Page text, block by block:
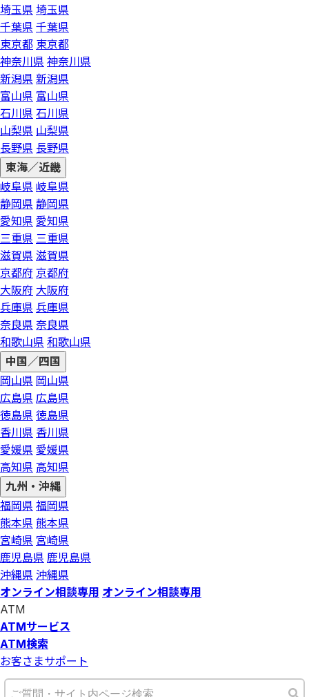
埼玉県 埼玉県
千葉県 千葉県
東京都 東京都
神奈川県 神奈川県
新潟県 新潟県
富山県 富山県
石川県 石川県
山梨県 山梨県
長野県 長野県
東海／近畿
岐阜県 岐阜県
静岡県 静岡県
愛知県 愛知県
三重県 三重県
滋賀県 滋賀県
京都府 京都府
大阪府 大阪府
兵庫県 兵庫県
奈良県 奈良県
和歌山県 和歌山県
中国／四国
岡山県 岡山県
広島県 広島県
徳島県 徳島県
香川県 香川県
愛媛県 愛媛県
高知県 高知県
九州・沖縄
福岡県 福岡県
熊本県 熊本県
宮崎県 宮崎県
鹿児島県 鹿児島県
沖縄県 沖縄県
オンライン相談専用 オンライン相談専用
ATM
ATMサービス
ATM検索
お客さまサポート